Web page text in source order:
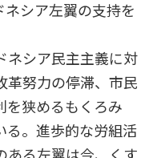
ネシア左翼の支持を
ネシア民主主義に対
革努力の停滞、市民
を狭めるもくろみ
る。進歩的な労組活